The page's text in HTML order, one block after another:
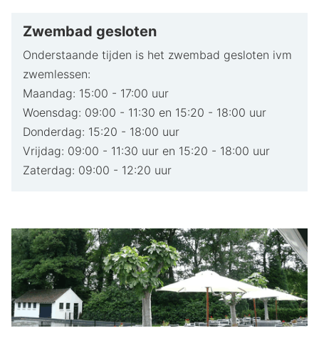
Zwembad gesloten
Onderstaande tijden is het zwembad gesloten ivm
zwemlessen:
Maandag: 15:00 - 17:00 uur
Woensdag: 09:00 - 11:30 en 15:20 - 18:00 uur
Donderdag: 15:20 - 18:00 uur
Vrijdag: 09:00 - 11:30 uur en 15:20 - 18:00 uur
Zaterdag: 09:00 - 12:20 uur